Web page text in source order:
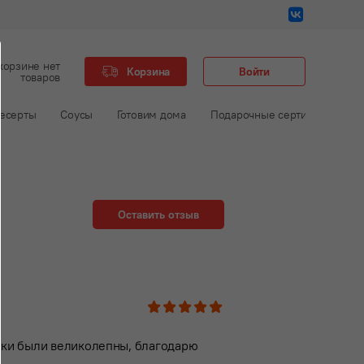
нет
товаров Корзина Войти
Соусы Готовим дома Подарочные сертификаты
Оставить отзыв
4
3
2
1
были великолепны, благодарю